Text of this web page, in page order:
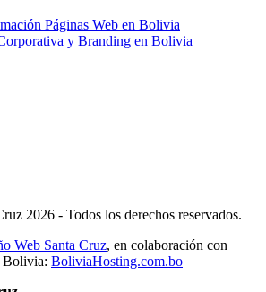
Páginas Web en Bolivia
y Branding en Bolivia
2026 - Todos los derechos reservados.
Web Santa Cruz, en colaboración con
Bolivia: BoliviaHosting.com.bo